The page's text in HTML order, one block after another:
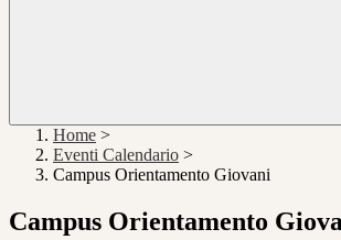
Home >
Eventi Calendario >
Campus Orientamento Giovani
Campus Orientamento